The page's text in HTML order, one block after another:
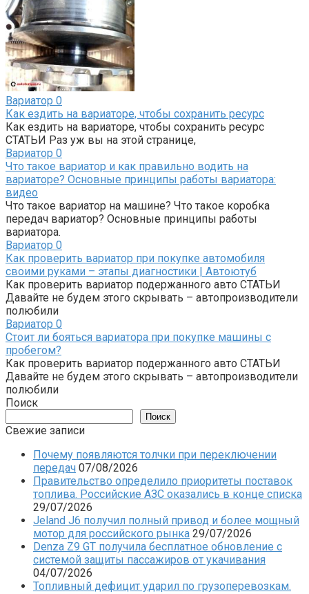
Вариатор 0
Как ездить на вариаторе, чтобы сохранить ресурс
Как ездить на вариаторе, чтобы сохранить ресурс
СТАТЬИ Раз уж вы на этой странице,
Вариатор 0
Что такое вариатор и как правильно водить на
вариаторе? Основные принципы работы вариатора:
видео
Что такое вариатор на машине? Что такое коробка
передач вариатор? Основные принципы работы
вариатора.
Вариатор 0
Как проверить вариатор при покупке автомобиля
своими руками – этапы диагностики | Автоютуб
Как проверить вариатор подержанного авто СТАТЬИ
Давайте не будем этого скрывать – автопроизводители
полюбили
Вариатор 0
Стоит ли бояться вариатора при покупке машины с
пробегом?
Как проверить вариатор подержанного авто СТАТЬИ
Давайте не будем этого скрывать – автопроизводители
полюбили
Поиск
Поиск
Свежие записи
Почему появляются толчки при переключении
передач 07/08/2026
Правительство определило приоритеты поставок
топлива. Российские АЗС оказались в конце списка
29/07/2026
Jeland J6 получил полный привод и более мощный
мотор для российского рынка 29/07/2026
Denza Z9 GT получила бесплатное обновление с
системой защиты пассажиров от укачивания
04/07/2026
Топливный дефицит ударил по грузоперевозкам.